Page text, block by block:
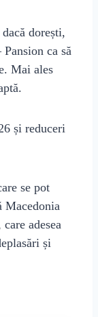
dorești,
ca să
Mai ales
și reduceri
se pot
Macedonia
adesea
și